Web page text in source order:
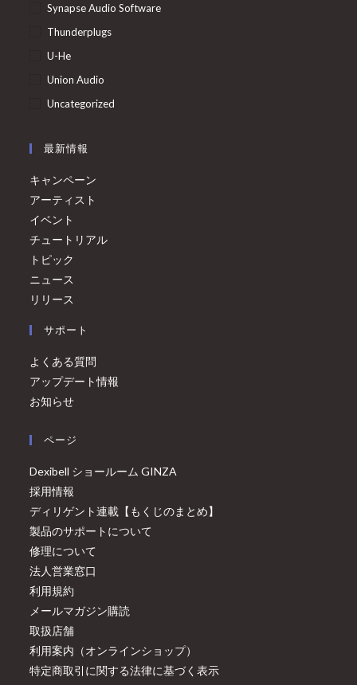
Synapse Audio Software
Thunderplugs
U-He
Union Audio
Uncategorized
最新情報
キャンペーン
アーティスト
イベント
チュートリアル
トピック
ニュース
リリース
サポート
よくある質問
アップデート情報
お知らせ
ページ
Dexibell ショールーム GINZA
採用情報
ディリゲント連載【もくじのまとめ】
製品のサポートについて
修理について
法人営業窓口
利用規約
メールマガジン購読
取扱店舗
利用案内（オンラインショップ）
特定商取引に関する法律に基づく表示